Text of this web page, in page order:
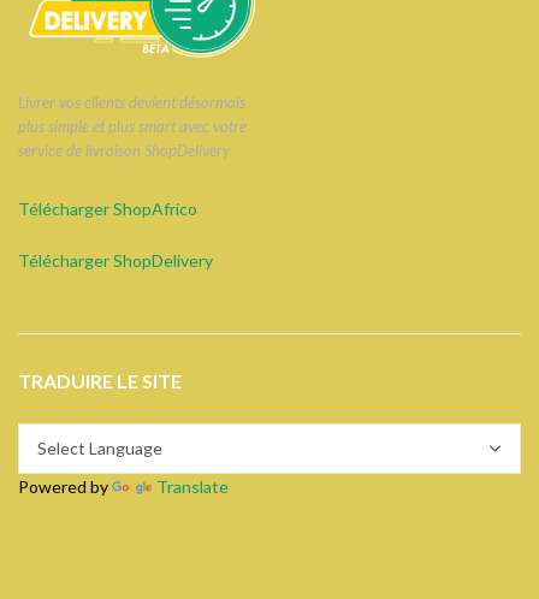
Livrer vos clients devient désormais
plus simple et plus smart avec votre
service de livraison ShopDelivery
Télécharger ShopAfrico
Télécharger ShopDelivery
TRADUIRE LE SITE
Powered by Translate